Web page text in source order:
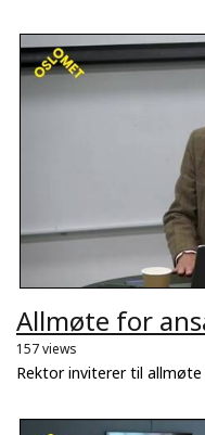
Allmøte for
157 views
Rektor inviterer til